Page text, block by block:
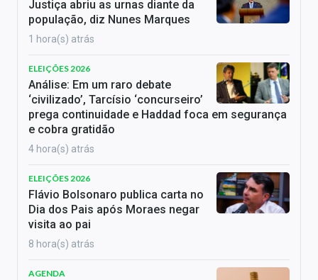
Justiça abriu as urnas diante da
população, diz Nunes Marques
1 hora(s) atrás
ELEIÇÕES 2026
Análise: Em um raro debate
‘civilizado’, Tarcísio ‘concurseiro’
prega continuidade e Haddad foca em segurança
e cobra gratidão
4 hora(s) atrás
ELEIÇÕES 2026
Flávio Bolsonaro publica carta no
Dia dos Pais após Moraes negar
visita ao pai
8 hora(s) atrás
AGENDA